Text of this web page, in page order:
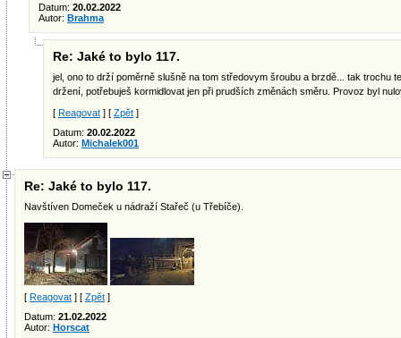
Datum: 20.02.2022
Autor: Brahma
Re: Jaké to bylo 117.
jel, ono to drží poměrně slušně na tom středovym šroubu a brzdě... tak trochu
držení, potřebuješ kormidlovat jen při prudších změnách směru. Provoz byl
[ Reagovat ] [ Zpět ]
Datum: 20.02.2022
Autor: Michalek001
Re: Jaké to bylo 117.
Navštíven Domeček u nádraží Stařeč (u Třebíče).
[ Reagovat ] [ Zpět ]
Datum: 21.02.2022
Autor: Horscat